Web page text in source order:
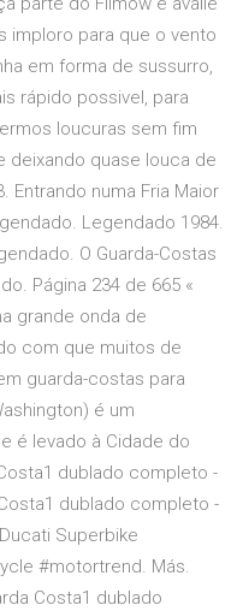
imploro para que o vento
em forma de sussurro,
rápido possivel, para
loucuras sem fim
deixando quase louca de
Entrando numa Fria Maior
Legendado 1984.
O Guarda-Costas
Página 234 de 665 «
grande onda de
com que muitos de
guarda-costas para
é um
é levado à Cidade do
dublado completo -
dublado completo -
Superbike
#motortrend. Más.
Costa1 dublado